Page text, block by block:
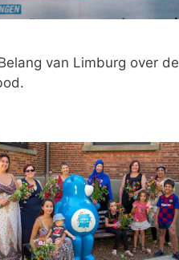
van Limburg over de